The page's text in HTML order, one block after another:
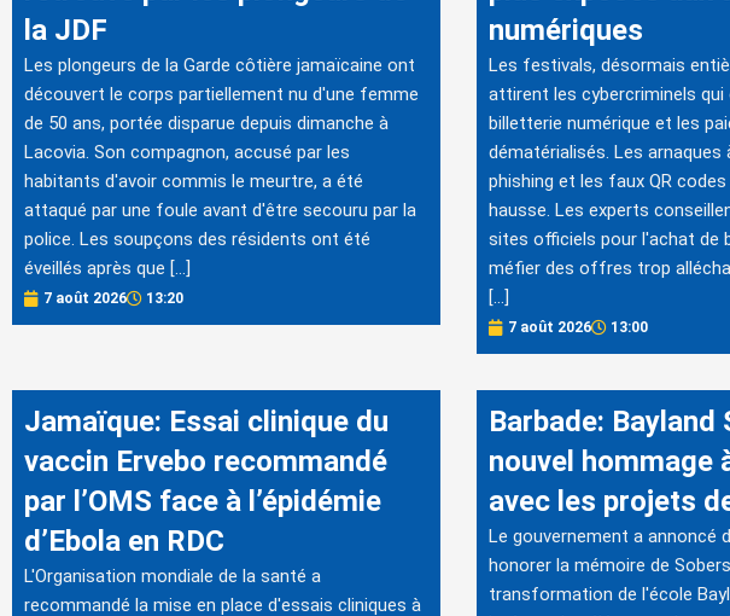
la JDF
Les plongeurs de la Garde côtière jamaïcaine ont
découvert le corps partiellement nu d'une femme
de 50 ans, portée disparue depuis dimanche à
Lacovia. Son compagnon, accusé par les
habitants d'avoir commis le meurtre, a été
attaqué par une foule avant d'être secouru par la
police. Les soupçons des résidents ont été
éveillés après que […]
7 août 2026 13:20
numériques
Les festivals, désormais
attirent les cybercriminels qui
billetterie numérique et les
dématérialisés. Les arnaques
phishing et les faux QR
hausse. Les experts
sites officiels pour l'achat de
méfier des offres trop
[…]
7 août 2026 13:00
Jamaïque: Essai clinique du
vaccin Ervebo recommandé
par l’OMS face à l’épidémie
d’Ebola en RDC
L'Organisation mondiale de la santé a
recommandé la mise en place d'essais cliniques à
Barbade: Bayland
nouvel hommage
avec les projets
Le gouvernement a annoncé
honorer la mémoire de
transformation de l'école